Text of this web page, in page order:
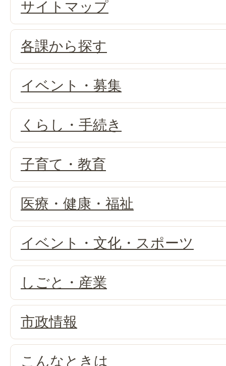
サイトマップ
各課から探す
イベント・募集
くらし・手続き
子育て・教育
医療・健康・福祉
イベント・文化・スポーツ
しごと・産業
市政情報
こんなときは